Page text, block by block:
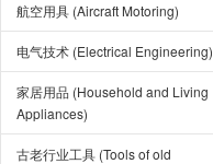
航空用具 (Aircraft Motoring)
电气技术 (Electrical Engineering)
家居用品 (Household and Living
Appliances)
古老行业工具 (Tools of old